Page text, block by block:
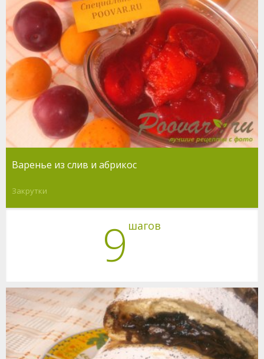
Варенье из слив и абрикос
Закрутки
9 шагов